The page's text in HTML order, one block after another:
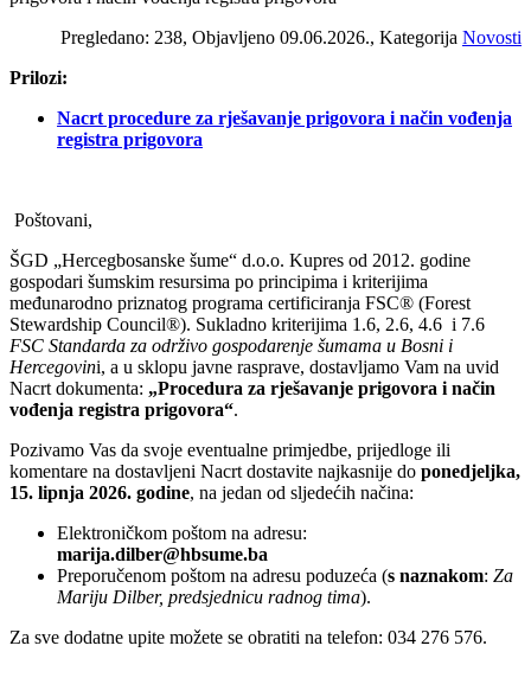
Pregledano: 238, Objavljeno 09.06.2026., Kategorija Novosti
Prilozi:
Nacrt procedure za rješavanje prigovora i način vođenja
registra prigovora
Poštovani,
ŠGD „Hercegbosanske šume“ d.o.o. Kupres od 2012. godine
gospodari šumskim resursima po principima i kriterijima
međunarodno priznatog programa certificiranja FSC® (Forest
Stewardship Council®). Sukladno kriterijima 1.6, 2.6, 4.6 i 7.6
FSC Standarda za održivo gospodarenje šumama u Bosni i
Hercegovini, a u sklopu javne rasprave, dostavljamo Vam na uvid
Nacrt dokumenta: „Procedura za rješavanje prigovora i način
vođenja registra prigovora“.
Pozivamo Vas da svoje eventualne primjedbe, prijedloge ili
komentare na dostavljeni Nacrt dostavite najkasnije do ponedjeljka,
15. lipnja 2026. godine, na jedan od sljedećih načina:
Elektroničkom poštom na adresu:
marija.dilber@hbsume.ba
Preporučenom poštom na adresu poduzeća (s naznakom: Za
Mariju Dilber, predsjednicu radnog tima).
Za sve dodatne upite možete se obratiti na telefon: 034 276 576.